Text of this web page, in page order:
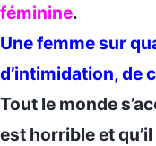
féminine.
Une femme sur
d’intimidation, de
Tout le monde
est horrible et